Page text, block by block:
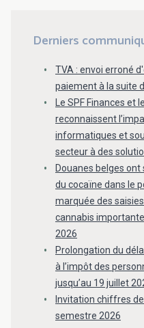
Derniers
TVA : envoi erroné
paiement à la suite
Le SPF Finances et
reconnaissent
informatiques et
secteur à des
Douanes belges ont
du cocaïne dans le
marquée des
cannabis
2026
Prolongation du
à l’impôt des
jusqu’au 19 juillet
Invitation chiffres
semestre 2026